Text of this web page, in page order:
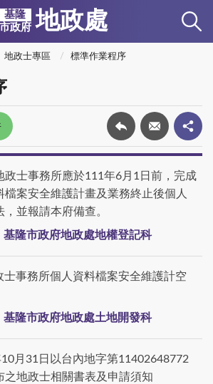
基隆
市政府 地政處
地政士專區 標準作業程序
政士事務所應於111年6月1日前，完成
檔案安全維護計畫及業務終止後個人
並報請本府備查。
基隆市政府地政處地權登記科
士事務所個人資料檔案安全維護計空
基隆市政府地政處土地開發科
月31日以台內地字第11402648772
之地政士相關書表及申請須知